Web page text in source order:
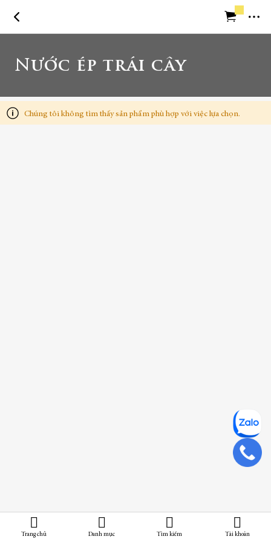
Cần trợ giúp
Nước ép trái cây
Chúng tôi không tìm thấy sản phẩm phù hợp với việc lựa chọn.
Trang chủ Danh mục Tìm kiếm Tài khoản